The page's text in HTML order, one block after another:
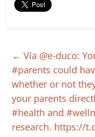
← Vía @e-duco:
#parents could
whether or not
your parents
#health and
research. https://